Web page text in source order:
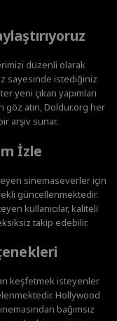
düzenli olarak
sayesinde istediğiniz
yeni çıkan yapımları
atın, Doldur.org her
arşiv sunar.
İzle
sinemaseverler için
güncellenmektedir.
kullanıcılar, kaliteli
takip edebilir.
keşfetmek isteyenler
Hollywood
bağımsız